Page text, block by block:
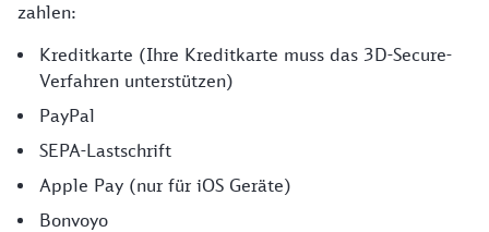
zahlen:
Kreditkarte (Ihre Kreditkarte muss das 3D-Secure-
Verfahren unterstützen)
PayPal
SEPA-Lastschrift
Apple Pay (nur für iOS Geräte)
Bonvoyo